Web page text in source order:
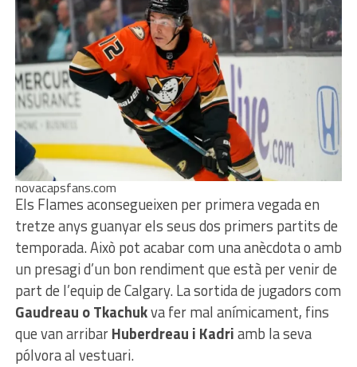
novacapsfans.com
Els Flames aconsegueixen per primera vegada en
tretze anys guanyar els seus dos primers partits de
temporada. Això pot acabar com una anècdota o amb
un presagi d’un bon rendiment que està per venir de
part de l’equip de Calgary. La sortida de jugadors com
Gaudreau o Tkachukva fer mal anímicament, fins
que van arribarHuberdreau i Kadriamb la seva
pólvora al vestuari.